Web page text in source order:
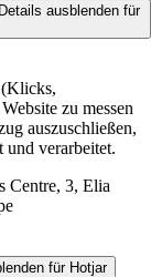
ausblendenfür
zu messen
auszuschließen,
und verarbeitet.
Centre, 3, Elia
für Hotjar